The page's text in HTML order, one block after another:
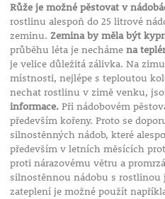
Růže je možné pěstovat v
rostlinu alespoň do 25 litrové
zeminu. Zemina by měla být
průběhu léta je necháme na
je velice důležitá zálivka. Na
místnosti, nejlépe s teploutou
nechat rostlinu v zimě venku,
informace.Při nádobovém
především kořeny. Proto se
silnostěnných nádob, které
především v letních měsících
proti nárazovému větru a
silnostěnnou nádobu s rostlinou
zateplení je možné použít